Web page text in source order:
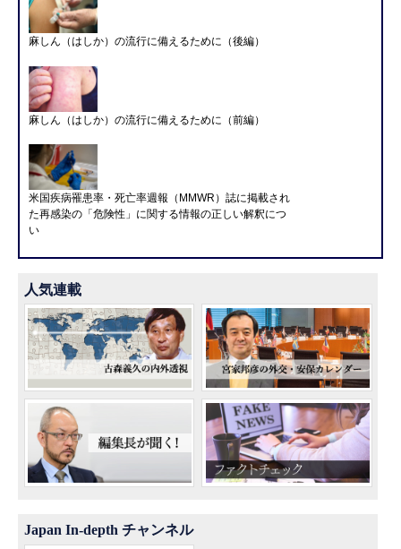
麻しん（はしか）の流行に備えるために（後編）
麻しん（はしか）の流行に備えるために（前編）
米国疾病罹患率・死亡率週報（MMWR）誌に掲載され
た再感染の「危険性」に関する情報の正しい解釈につ
い
人気連載
Japan In-depth チャンネル